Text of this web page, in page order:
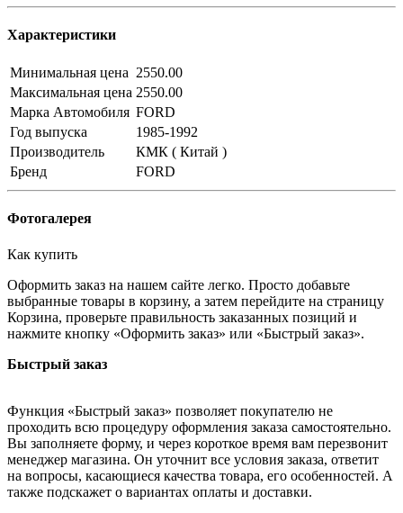
Характеристики
Минимальная цена 2550.00
Максимальная цена 2550.00
Марка Автомобиля FORD
Год выпуска
1985-1992
Производитель
КМК ( Китай )
Бренд
FORD
Фотогалерея
Как купить
Оформить заказ на нашем сайте легко. Просто добавьте
выбранные товары в корзину, а затем перейдите на страницу
Корзина, проверьте правильность заказанных позиций и
нажмите кнопку «Оформить заказ» или «Быстрый заказ».
Быстрый заказ
Функция «Быстрый заказ» позволяет покупателю не
проходить всю процедуру оформления заказа самостоятельно.
Вы заполняете форму, и через короткое время вам перезвонит
менеджер магазина. Он уточнит все условия заказа, ответит
на вопросы, касающиеся качества товара, его особенностей. А
также подскажет о вариантах оплаты и доставки.